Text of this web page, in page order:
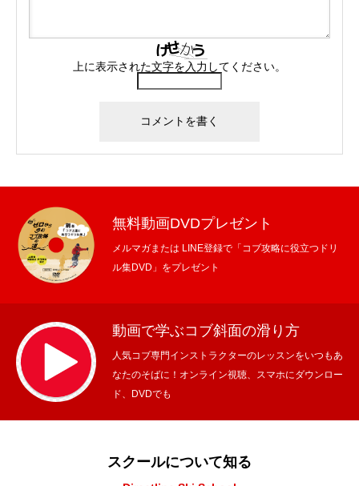
上に表示された文字を入力してください。
無料動画DVDプレゼント
メルマガまたは LINE登録で「コブ攻略に役立つドリ
ル集DVD」をプレゼント
動画で学ぶコブ斜面の滑り方
人気コブ専門インストラクターのレッスンをいつもあ
なたのそばに！オンライン視聴、スマホにダウンロー
ド、DVDでも
スクールについて知る